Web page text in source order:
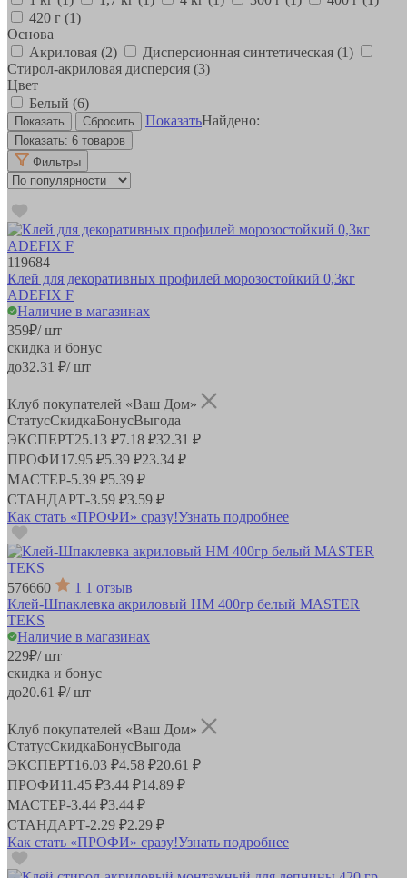
420 г (1)
Основа
Акриловая (2) Дисперсионная синтетическая (1)
Стирол-акриловая дисперсия (3)
Цвет
Белый (6)
ПоказатьНайдено:
Показать: 6 товаров
Фильтры
119684
Клей для декоративных профилей морозостойкий 0,3кг
ADEFIX F
Наличие в магазинах
359₽/ шт
скидка и бонус
до32.31 ₽/ шт
Клуб покупателей «Ваш Дом»
СтатусСкидкаБонусВыгода
ЭКСПЕРТ25.13 ₽7.18 ₽32.31 ₽
ПРОФИ17.95 ₽5.39 ₽23.34 ₽
МАСТЕР-5.39 ₽5.39 ₽
СТАНДАРТ-3.59 ₽3.59 ₽
Как стать «ПРОФИ» сразу!Узнать подробнее
576660 1 1 отзыв
Клей-Шпаклевка акриловый HM 400гр белый MASTER
TEKS
Наличие в магазинах
229₽/ шт
скидка и бонус
до20.61 ₽/ шт
Клуб покупателей «Ваш Дом»
СтатусСкидкаБонусВыгода
ЭКСПЕРТ16.03 ₽4.58 ₽20.61 ₽
ПРОФИ11.45 ₽3.44 ₽14.89 ₽
МАСТЕР-3.44 ₽3.44 ₽
СТАНДАРТ-2.29 ₽2.29 ₽
Как стать «ПРОФИ» сразу!Узнать подробнее